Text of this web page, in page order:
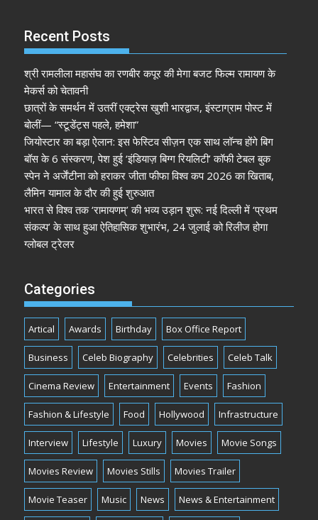
Recent Posts
श्री रामलीला महासंघ का रणबीर कपूर की मेगा बजट फिल्म रामायण के
मेकर्स को चेतावनी
छात्रों के समर्थन में उतरीं एक्ट्रेस खुशी भारद्वाज, इंस्टाग्राम पोस्ट में
बोलीं— “स्टूडेंट्स पहले, हमेशा”
जियोस्टार का बड़ा ऐलान: इस फेस्टिव सीज़न एक साथ लॉन्च होंगे बिग
बॉस के 6 संस्करण, पेश हुई ‘इंडियाज़ बिग्ग रियलिटी’ कॉफी टेबल बुक
स्पेन ने अर्जेंटीना को हराकर जीता फीफा विश्व कप 2026 का खिताब,
लैमिन यामाल के दौर की हुई शुरुआत
भारत से विश्व तक ‘रामायणम्’ की भव्य उड़ान शुरू: नई दिल्ली में ‘प्रथम
संकल्प’ के साथ हुआ ऐतिहासिक शुभारंभ, 24 जुलाई को रिलीज होगा
ग्लोबल ट्रेलर
Categories
Artical Awards Birthday Box Office Report
Business Celeb Biography Celebrities Celeb Talk
Cinema Review Entertainment Events Fashion
Fashion & Lifestyle Food Hollywood Infrastructure
Interview Lifestyle Luxury Movies Movie Songs
Movies Review Movies Stills Movies Trailer
Movie Teaser Music News News & Entertainment